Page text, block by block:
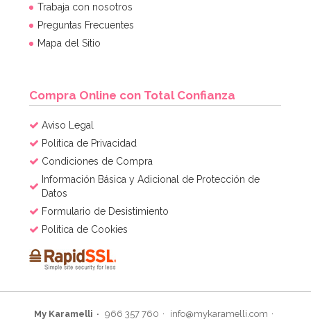
Trabaja con nosotros
Preguntas Frecuentes
Mapa del Sitio
Compra Online con Total Confianza
Aviso Legal
Política de Privacidad
Condiciones de Compra
Información Básica y Adicional de Protección de
Datos
Formulario de Desistimiento
Política de Cookies
My Karamelli 966 357 760 info@mykaramelli.com